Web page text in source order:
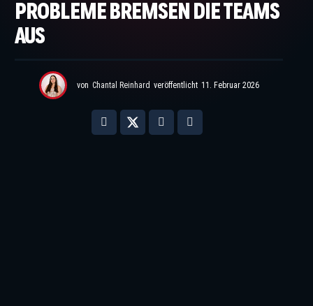
PROBLEME BREMSEN DIE TEAMS
AUS
von Chantal Reinhard veröffentlicht 11. Februar 2026